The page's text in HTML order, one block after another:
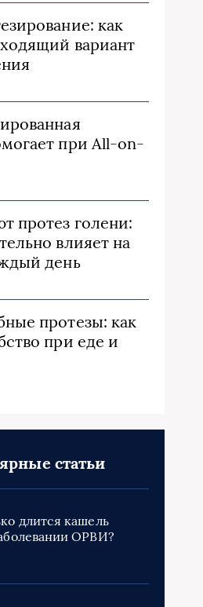
как
вариант
при All-on-
протез голени:
влияет на
день
протезы: как
при еде и
статьи
длится кашель
ОРВИ?